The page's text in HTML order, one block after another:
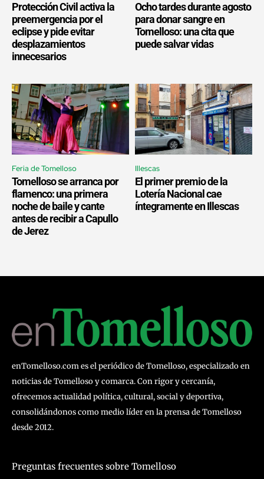
Protección Civil activa la
preemergencia por el
eclipse y pide evitar
desplazamientos
innecesarios
Ocho tardes durante agosto
para donar sangre en
Tomelloso: una cita que
puede salvar vidas
Feria de Tomelloso
Tomelloso se arranca por
flamenco: una primera
noche de baile y cante
antes de recibir a Capullo
de Jerez
Illescas
El primer premio de la
Lotería Nacional cae
íntegramente en Illescas
enTomelloso.com es el periódico de Tomelloso, especializado en
noticias de Tomelloso y comarca. Con rigor y cercanía,
ofrecemos actualidad política, cultural, social y deportiva,
consolidándonos como medio líder en la prensa de Tomelloso
desde 2012.
Preguntas frecuentes sobre Tomelloso